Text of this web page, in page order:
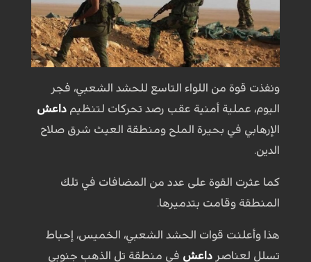
ونفذت قوة من اللواء التاسع للحشد الشعبي، فجر
اليوم، عملية أمنية عقب رصد تحركات لتنظيم داعش
الإرهابي في بحيرة الملح ومنطقة العيث شرق صلاح
الدين.
كما عثرت القوة على عدد من المضافات في تلك
المنطقة وقامت بتدميرها.
هذا وأعلنت قوات الحشد الشعبي، الخميس، إحباط
تسلل لعناصر داعش في منطقة تل الذهب جنوبي